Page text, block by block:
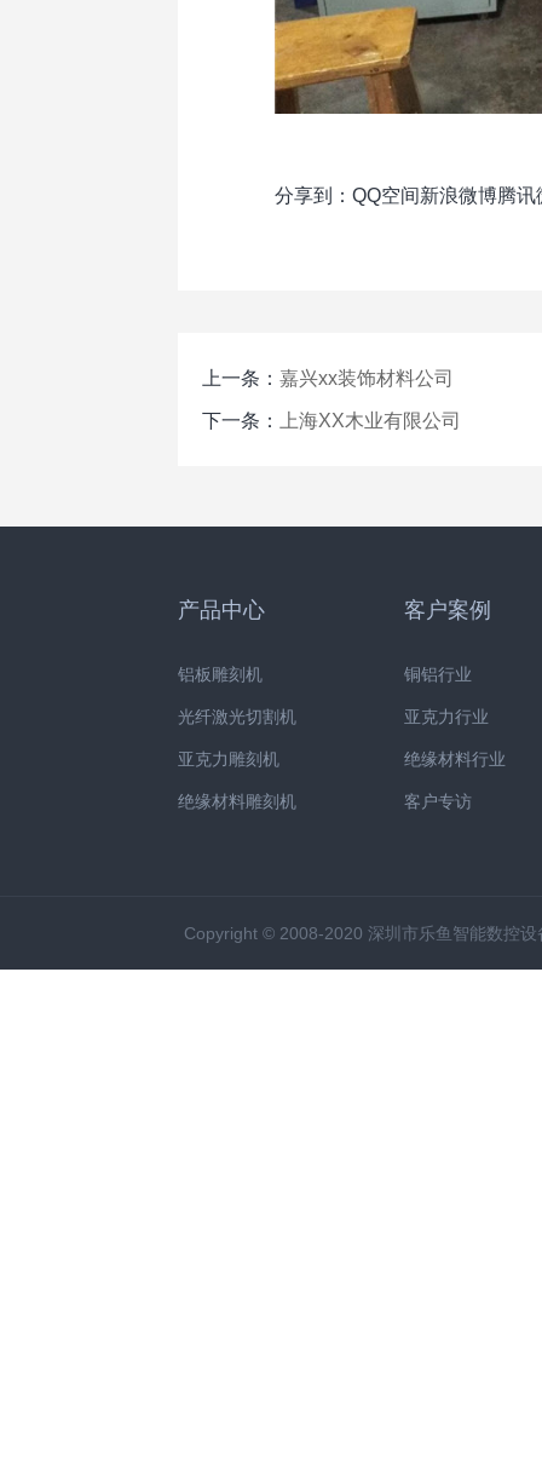
分享到： QQ空间新浪微博腾讯
上一条： 嘉兴xx装饰材料公司
下一条： 上海XX木业有限公司
产品中心
铝板雕刻机
光纤激光切割机
亚克力雕刻机
绝缘材料雕刻机
客户案例
铜铝行业
亚克力行业
绝缘材料行业
客户专访
Copyright © 2008-2020 深圳市乐鱼智能数控设